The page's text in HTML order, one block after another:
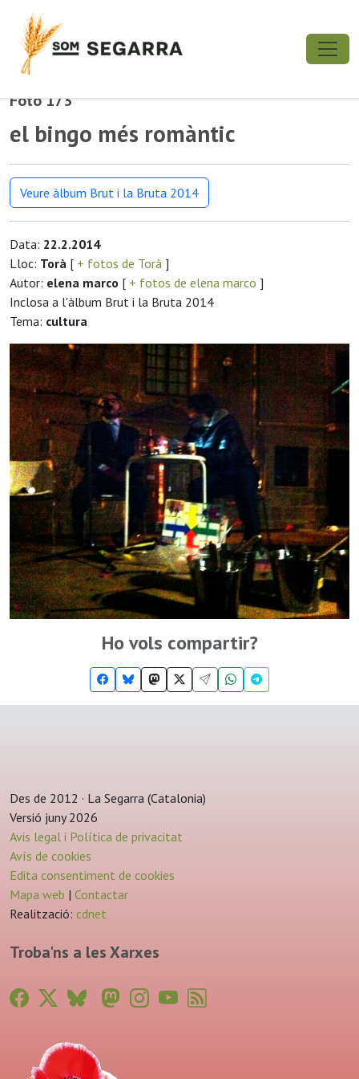
Foto 173
el bingo més romàntic
Veure àlbum Brut i la Bruta 2014
Data: 22.2.2014
Lloc: Torà [ + fotos de Torà ]
Autor: elena marco [ + fotos de elena marco ]
Inclosa a l'àlbum Brut i la Bruta 2014
Tema: cultura
Ho vols compartir?
Des de 2012 · La Segarra (Catalonia)
Versió juny 2026
Avis legal i Política de privacitat
Avís de cookies
Edita consentiment de cookies
Mapa web | Contactar
Realització: cdnet
Troba'ns a les Xarxes